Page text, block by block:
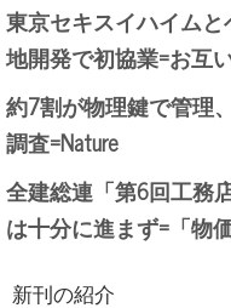
東京セキスイハイム
地開発で初協業=お互
約7割が物理鍵で管理
調査=Nature
全建総連「第6回工務
は十分に進まず=「物
新刊の紹介